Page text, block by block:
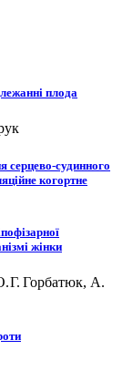
плода
серцево-судинного
когортне
жінки
Г. Горбатюк, А.